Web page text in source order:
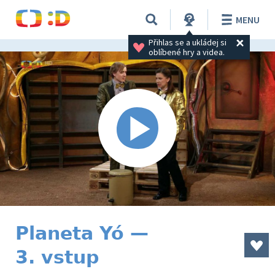
Přihlas se a ukládej si
oblíbené hry a videa.
MENU
Planeta Yó —
3. vstup